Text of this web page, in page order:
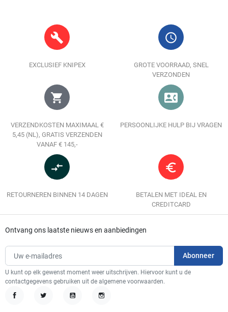
build
EXCLUSIEF KNIPEX
query_builder
GROTE VOORRAAD, SNEL
VERZONDEN
shopping_cart
VERZENDKOSTEN MAXIMAAL €
5,45 (NL), GRATIS VERZENDEN
VANAF € 145,-
contact_phone
PERSOONLIJKE HULP BIJ VRAGEN
compare_arrows
RETOURNEREN BINNEN 14 DAGEN
euro_symbol
BETALEN MET IDEAL EN
CREDITCARD
Ontvang ons laatste nieuws en aanbiedingen
U kunt op elk gewenst moment weer uitschrijven. Hiervoor kunt u de
contactgegevens gebruiken uit de algemene voorwaarden.